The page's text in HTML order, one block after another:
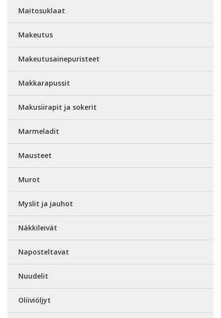
Maitosuklaat
Makeutus
Makeutusainepuristeet
Makkarapussit
Makusiirapit ja sokerit
Marmeladit
Mausteet
Murot
Myslit ja jauhot
Näkkileivät
Naposteltavat
Nuudelit
Oliiviöljyt